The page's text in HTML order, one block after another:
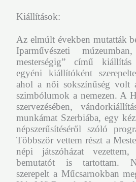
Kiállítások:
Az elmúlt években mutatták
Iparművészeti
mesterségig” című
egyéni kiállítóként
ahol a női sokszínűség volt
szimbólumok a nemezen. A
szervezésében,
munkámat Szerbiába, egy
népszerűsítéséről szóló
Többször vettem részt a
népi játszóházat vezettem,
bemutatót is tartottam.
szerepelt a Műcsarnokban